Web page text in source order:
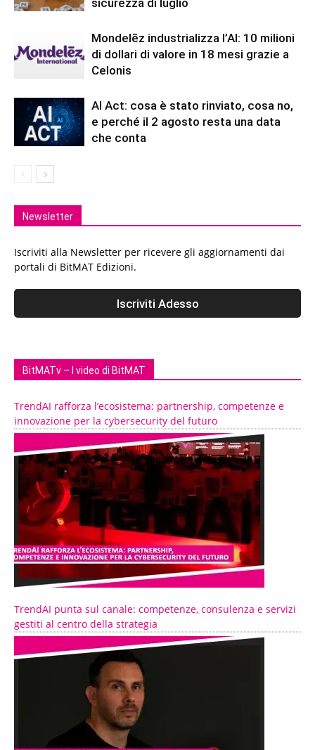
Mondelēz industrializza l’AI: 10 milioni
di dollari di valore in 18 mesi grazie a
Celonis
AI Act: cosa è stato rinviato, cosa no,
e perché il 2 agosto resta una data
che conta
Newsletter
Iscriviti alla Newsletter per ricevere gli aggiornamenti dai
portali di BitMAT Edizioni.
BitMATv – I video di BitMAT
TrendAI rafforza l’ecosistema: partnership, competenze e
innovazione per la cybersecurity del futuro
TrendAI punta sul canale: competenze, consulenza e servizi
gestiti al centro della strategia